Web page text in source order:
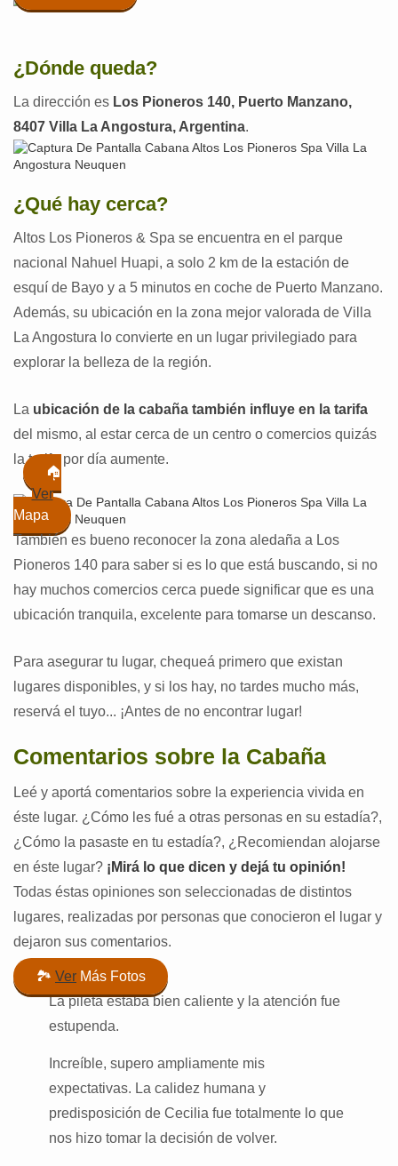
¿Dónde queda?
La dirección es Los Pioneros 140, Puerto Manzano,
8407 Villa La Angostura, Argentina.
¿Qué hay cerca?
Altos Los Pioneros & Spa se encuentra en el parque
nacional Nahuel Huapi, a solo 2 km de la estación de
esquí de Bayo y a 5 minutos en coche de Puerto Manzano.
Además, su ubicación en la zona mejor valorada de Villa
La Angostura lo convierte en un lugar privilegiado para
explorar la belleza de la región.
La ubicación de la cabaña también influye en la tarifa
del mismo, al estar cerca de un centro o comercios quizás
la tarifa por día aumente.
🏠
Ver
Mapa
También es bueno reconocer la zona aledaña a Los
Pioneros 140 para saber si es lo que está buscando, si no
hay muchos comercios cerca puede significar que es una
ubicación tranquila, excelente para tomarse un descanso.
Para asegurar tu lugar, chequeá primero que existan
lugares disponibles, y si los hay, no tardes mucho más,
reservá el tuyo... ¡Antes de no encontrar lugar!
Comentarios sobre la Cabaña
Leé y aportá comentarios sobre la experiencia vivida en
éste lugar. ¿Cómo les fué a otras personas en su estadía?,
¿Cómo la pasaste en tu estadía?, ¿Recomiendan alojarse
en éste lugar? ¡Mirá lo que dicen y dejá tu opinión!
Todas éstas opiniones son seleccionadas de distintos
lugares, realizadas por personas que conocieron el lugar y
dejaron sus comentarios.
La pileta estaba bien caliente y la atención fue
estupenda.
Increíble, supero ampliamente mis
expectativas. La calidez humana y
predisposición de Cecilia fue totalmente lo que
nos hizo tomar la decisión de volver.
🏞️ Ver Más Fotos